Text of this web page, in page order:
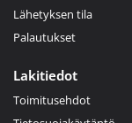
Lähetyksen tila
Palautukset
Lakitiedot
Toimitusehdot